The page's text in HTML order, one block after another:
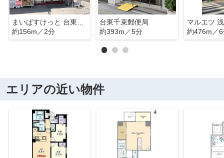
約156m／2分
台東千束郵便局
約393m／5分
マルエツ
約476m／
エリアの近い物件